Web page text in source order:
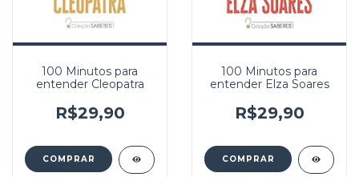
100 Minutos para
entender Cleopatra
R$29,90
100 Minutos para
entender Elza Soares
R$29,90